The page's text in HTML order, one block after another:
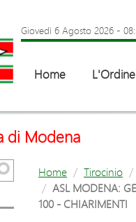
Giovedì 6 Agosto 2026 -
Home L'Ordine
di Modena
Home Tirocinio
ASL MODENA:
100 - CHIARIMENTI